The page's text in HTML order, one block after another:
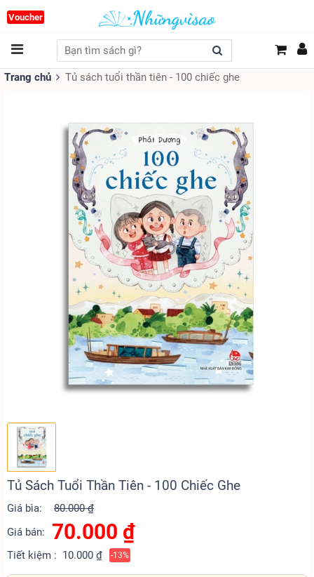
Voucher
Trang chủ Tủ sách tuổi thần tiên - 100 chiếc ghe
Tủ Sách Tuổi Thần Tiên - 100 Chiếc Ghe
Giá bìa:
80.000 ₫
Giá bán:
70.000 ₫
Tiết kiệm : 10.000 ₫ -13%